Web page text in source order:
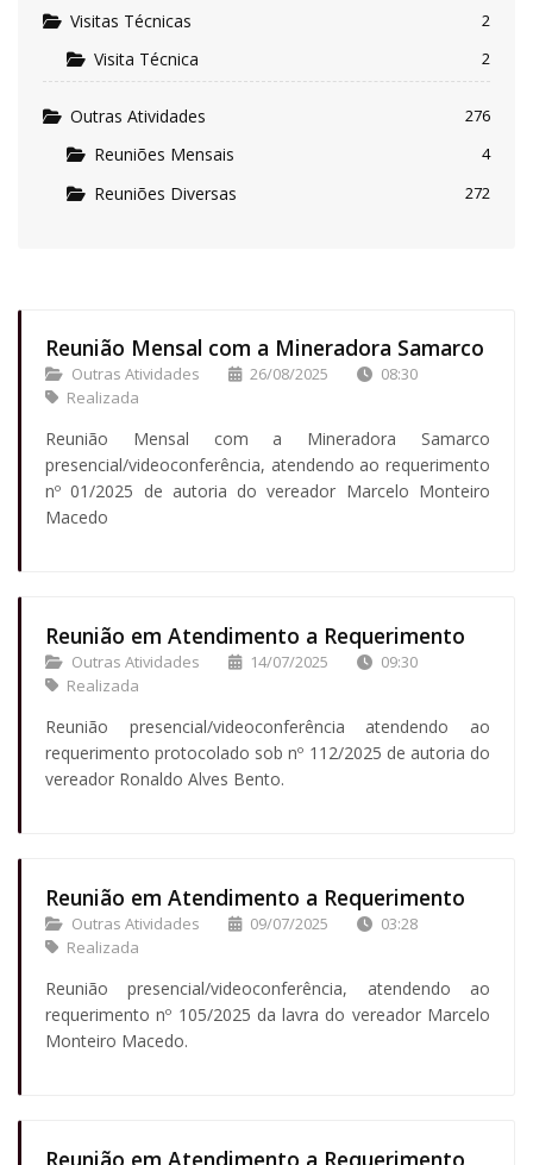
Reunião Mensal com a Mineradora Samarco
Outras Atividades 26/08/2025
08:30
Realizada
Reunião Mensal com a Mineradora Samarco
presencial/videoconferência, atendendo ao requerimento
nº 01/2025 de autoria do vereador Marcelo Monteiro
Macedo
Reunião em Atendimento a Requerimento
Outras Atividades 14/07/2025
09:30
Realizada
Reunião presencial/videoconferência atendendo ao
requerimento protocolado sob nº 112/2025 de autoria do
vereador Ronaldo Alves Bento.
Reunião em Atendimento a Requerimento
Outras Atividades 09/07/2025
03:28
Realizada
Reunião presencial/videoconferência, atendendo ao
requerimento nº 105/2025 da lavra do vereador Marcelo
Monteiro Macedo.
Visitas Técnicas 2
Visita Técnica 2
Outras Atividades 276
Reuniões Mensais 4
Reuniões Diversas 272